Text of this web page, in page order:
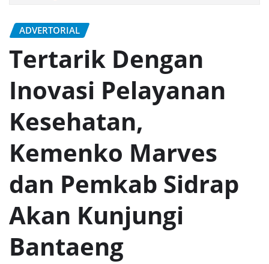
ADVERTORIAL
Tertarik Dengan
Inovasi Pelayanan
Kesehatan,
Kemenko Marves
dan Pemkab Sidrap
Akan Kunjungi
Bantaeng